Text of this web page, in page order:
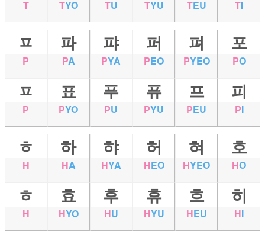
T TYO TU TYU TEU TI
ㅍ
P
파
PA
퍄
PYA
퍼
PEO
펴
PYEO
포
PO
ㅍ
P
표
PYO
푸
PU
퓨
PYU
프
PEU
피
PI
ㅎ
H
하
HA
햐
HYA
허
HEO
혀
HYEO
호
HO
ㅎ
H
효
HYO
후
HU
휴
HYU
흐
HEU
히
HI